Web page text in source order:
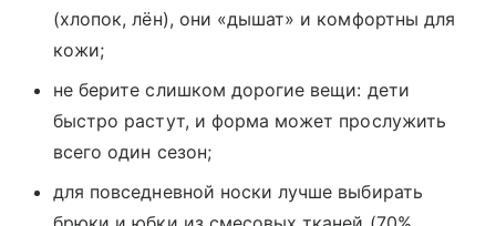
(хлопок, лён), они «дышат» и комфортны для
кожи;
не берите слишком дорогие вещи: дети
быстро растут, и форма может прослужить
всего один сезон;
для повседневной носки лучше выбирать